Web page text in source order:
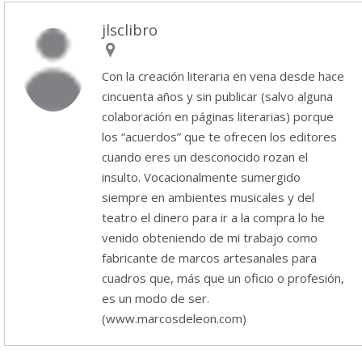
jlsclibro
Con la creación literaria en vena desde hace
cincuenta años y sin publicar (salvo alguna
colaboración en páginas literarias) porque
los “acuerdos” que te ofrecen los editores
cuando eres un desconocido rozan el
insulto. Vocacionalmente sumergido
siempre en ambientes musicales y del
teatro el dinero para ir a la compra lo he
venido obteniendo de mi trabajo como
fabricante de marcos artesanales para
cuadros que, más que un oficio o profesión,
es un modo de ser.
(www.marcosdeleon.com)